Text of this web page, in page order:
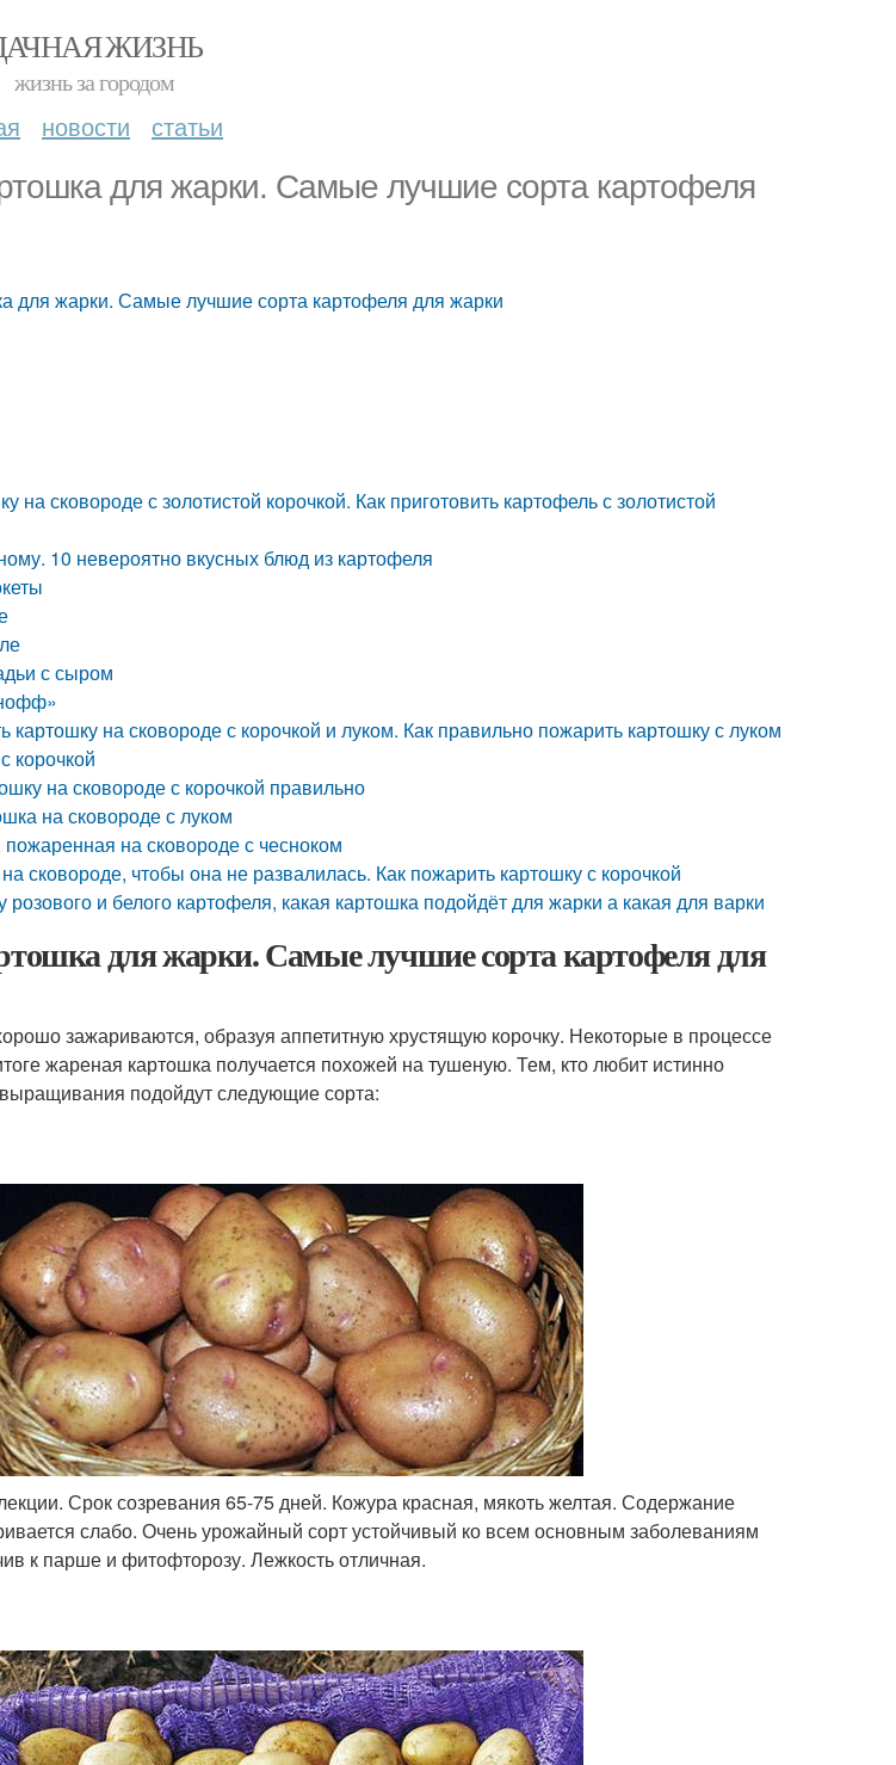
ЖИЗНЬ
жизнь за городом
новости статьи
для жарки. Самые лучшие сорта картофеля
для жарки. Самые лучшие сорта картофеля для жарки
на сковороде с золотистой корочкой. Как приготовить картофель с золотистой
10 невероятно вкусных блюд из картофеля
с сыром
картошку на сковороде с корочкой и луком. Как правильно пожарить картошку с луком
корочкой
на сковороде с корочкой правильно
на сковороде с луком
на сковороде с чесноком
сковороде, чтобы она не развалилась. Как пожарить картошку с корочкой
и белого картофеля, какая картошка подойдёт для жарки а какая для варки
для жарки. Самые лучшие сорта картофеля для
зажариваются, образуя аппетитную хрустящую корочку. Некоторые в процессе
жареная картошка получается похожей на тушеную. Тем, кто любит истинно
подойдут следующие сорта:
Срок созревания 65-75 дней. Кожура красная, мякоть желтая. Содержание
слабо. Очень урожайный сорт устойчивый ко всем основным заболеваниям
к парше и фитофторозу. Лежкость отличная.